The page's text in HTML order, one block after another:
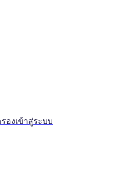
องเข้าสู่ระบบ